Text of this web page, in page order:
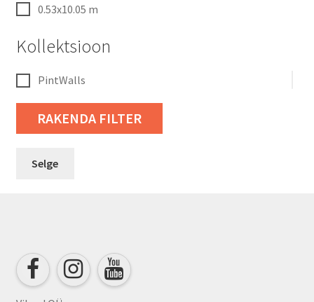
0.53x10.05 m
Kollektsioon
PintWalls
RAKENDA FILTER
Selge